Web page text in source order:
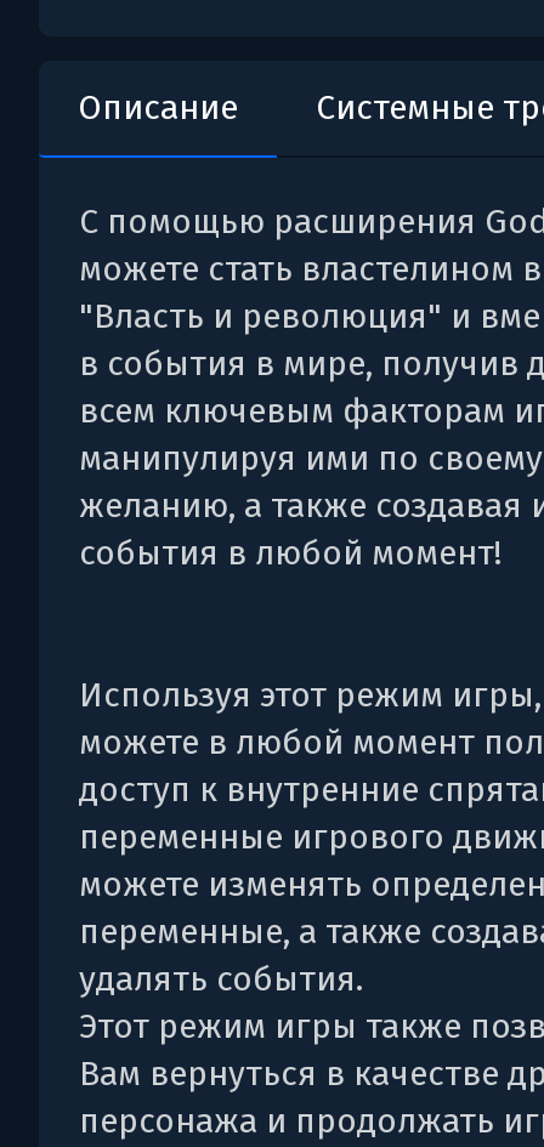
Описание Системные
С помощью расширения
можете стать властелином
"Власть и революция" и
в события в мире, получив
всем ключевым факторам
манипулируя ими по своему
желанию, а также создавая
события в любой момент!
Используя этот режим
можете в любой момент
доступ к внутренние
переменные игрового
можете изменять
переменные, а также
удалять события.
Этот режим игры также
Вам вернуться в качестве
персонажа и продолжать